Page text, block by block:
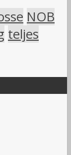
NOB
teljes